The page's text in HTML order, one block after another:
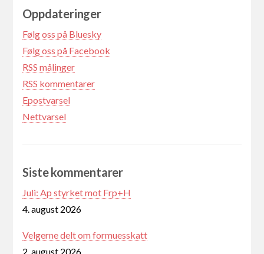
Oppdateringer
Følg oss på Bluesky
Følg oss på Facebook
RSS målinger
RSS kommentarer
Epostvarsel
Nettvarsel
Siste kommentarer
Juli: Ap styrket mot Frp+H
4. august 2026
Velgerne delt om formuesskatt
2. august 2026